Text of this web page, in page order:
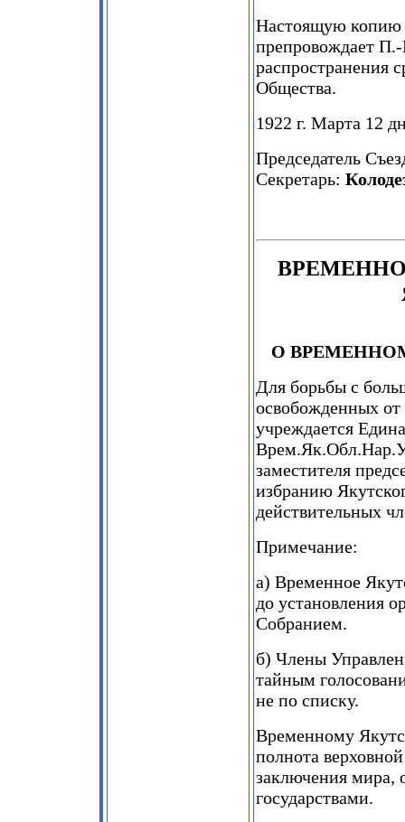
Настоящую копию
препровождает
распространения
Общества.
1922 г. Марта 12
Председатель
Секретарь:
О
Для борьбы с
освобожденных от
учреждается
заместителя
избранию
действительных
Примечание:
а) Временное
до установления
Собранием.
б) Члены
тайным
не по списку.
Временному
полнота
заключения мира,
государствами.